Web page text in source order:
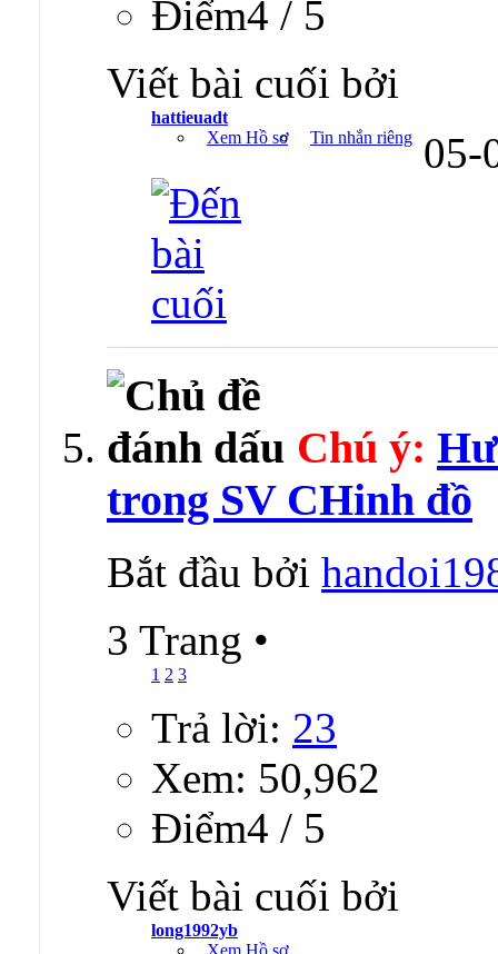
Ðiểm4 / 5
Viết bài cuối bởi
hattieuadt
Xem Hồ sơ
Tin nhắn riêng 05-
Chú ý:
trong SV CHinh đồ
Bắt đầu bởi
3 Trang •
1 2 3
Trả lời: 23
Xem: 50,962
Ðiểm4 / 5
Viết bài cuối bởi
long1992yb
Xem Hồ sơ